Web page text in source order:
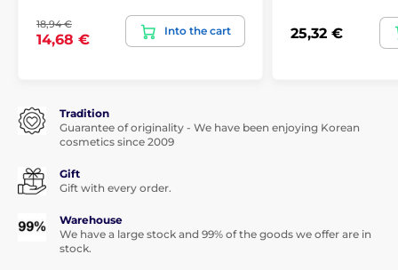
18,94 €
14,68 €
Into the cart 25,32 €
Tradition
Guarantee of originality - We have been enjoying Korean
cosmetics since 2009
Gift
Gift with every order.
Warehouse
We have a large stock and 99% of the goods we offer are in
stock.